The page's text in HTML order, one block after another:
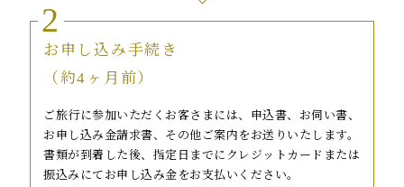
2
お申し込み手続き
（約4ヶ月前）
ご旅行に参加いただくお客さまには、申込書、お伺い書、
お申し込み金請求書、その他ご案内をお送りいたします。
書類が到着した後、指定日までにクレジットカードまたは
振込みにてお申し込み金をお支払いください。